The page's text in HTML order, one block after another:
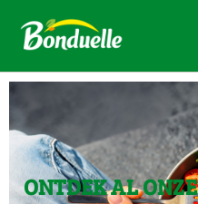
ONTDEK AL ONZE